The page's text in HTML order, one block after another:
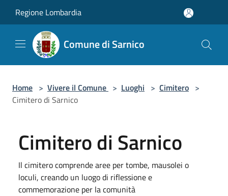
Regione Lombardia
Comune di Sarnico
Home > Vivere il Comune > Luoghi > Cimitero >
Cimitero di Sarnico
Cimitero di Sarnico
Il cimitero comprende aree per tombe, mausolei o
loculi, creando un luogo di riflessione e
commemorazione per la comunità